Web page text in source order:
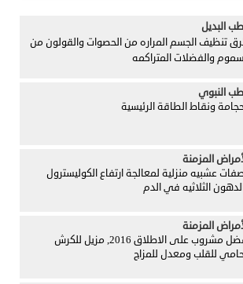
البديل
تنظيف الجسم المراره من الحصوات والقولون من
والفضلات المتراكمه
النبوي
ونقاط الطاقة الرئيسية
المزمنة
عشبيه منزلية لمعالجة ارتفاع الكوليسترول
الثلاثيه في الدم
المزمنة
افضل مشروب على الاطلاق 2016, مزيل للكرش
للقلب ومعدل للمزاج